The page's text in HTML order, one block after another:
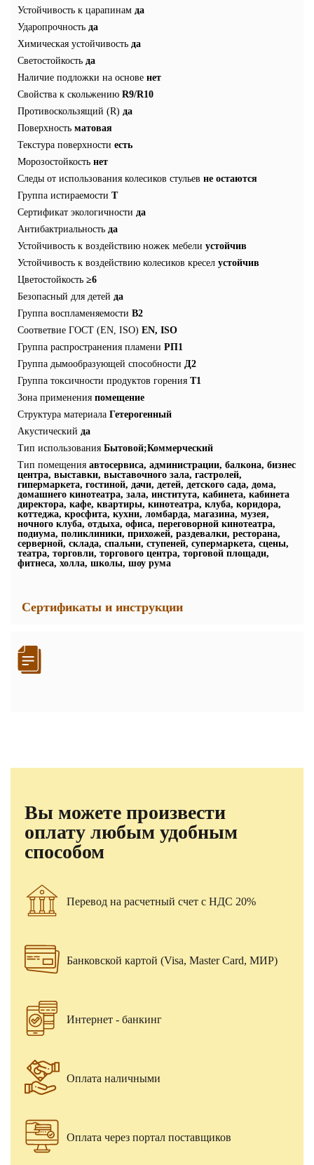
Устойчивость к царапинам да
Ударопрочность да
Химическая устойчивость да
Светостойкость да
Наличие подложки на основе нет
Свойства к скольжению R9/R10
Противоскользящий (R) да
Поверхность матовая
Текстура поверхности есть
Морозостойкость нет
Следы от использования колесиков стульев не остаются
Группа истираемости Т
Сертификат экологичности да
Антибактриальность да
Устойчивость к воздействию ножек мебели устойчив
Устойчивость к воздействию колесиков кресел устойчив
Цветостойкость ≥6
Безопасный для детей да
Группа воспламеняемости В2
Соответвие ГОСТ (EN, ISO) EN, ISO
Группа распространения пламени РП1
Группа дымообразующей способности Д2
Группа токсичности продуктов горения Т1
Зона применения помещение
Структура материала Гетерогенный
Акустический да
Тип использования Бытовой;Коммерческий
Тип помещения автосервиса, администрации, балкона, бизнес
центра, выставки, выставочного зала, гастролей,
гипермаркета, гостиной, дачи, детей, детского сада, дома,
домашнего кинотеатра, зала, института, кабинета, кабинета
директора, кафе, квартиры, кинотеатра, клуба, коридора,
коттеджа, кросфита, кухни, ломбарда, магазина, музея,
ночного клуба, отдыха, офиса, переговорной кинотеатра,
подиума, поликлиники, прихожей, раздевалки, ресторана,
серверной, склада, спальни, ступеней, супермаркета, сцены,
театра, торговли, торгового центра, торговой площади,
фитнеса, холла, школы, шоу рума
Сертификаты и инструкции
Вы можете произвести
оплату любым удобным
способом
Перевод на расчетный счет с НДС 20%
Банковской картой (Visa, Master Card, МИР)
Интернет - банкинг
Оплата наличными
Оплата через портал поставщиков